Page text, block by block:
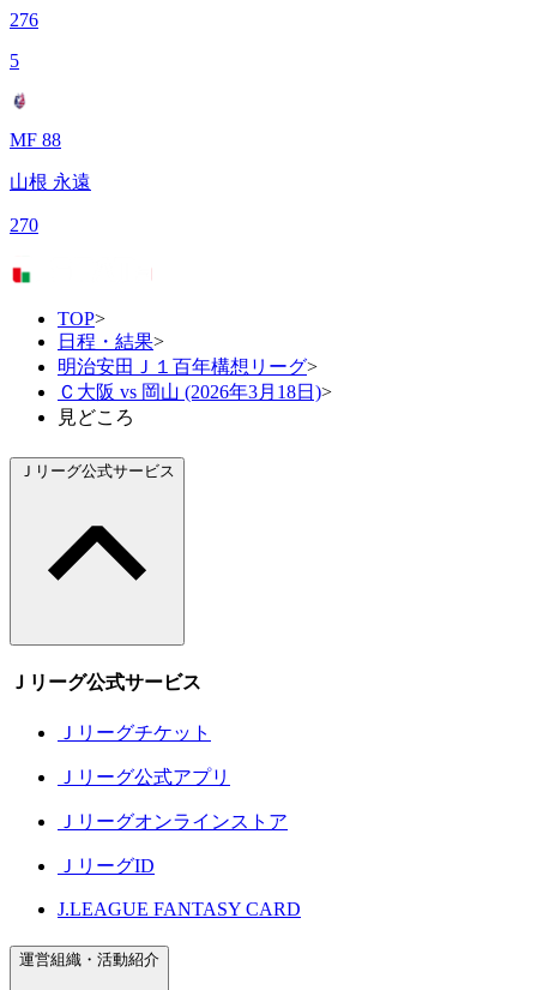
276
5
MF 88
山根 永遠
270
TOP>
日程・結果>
明治安田Ｊ１百年構想リーグ>
Ｃ大阪 vs 岡山 (2026年3月18日)>
見どころ
Ｊリーグ公式サービス
Ｊリーグ公式サービス
Ｊリーグチケット
Ｊリーグ公式アプリ
Ｊリーグオンラインストア
ＪリーグID
J.LEAGUE FANTASY CARD
運営組織・活動紹介